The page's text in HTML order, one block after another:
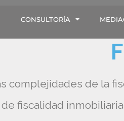
CONSULTORÍA
complejidades de la
fiscalidad